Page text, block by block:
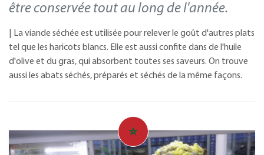
être conservée tout au long de l'année.
| La viande séchée est utilisée pour relever le goût d'autres plats
tel que les haricots blancs. Elle est aussi confite dans de l'huile
d'olive et du gras, qui absorbent toutes ses saveurs. On trouve
aussi les abats séchés, préparés et séchés de la même façons.